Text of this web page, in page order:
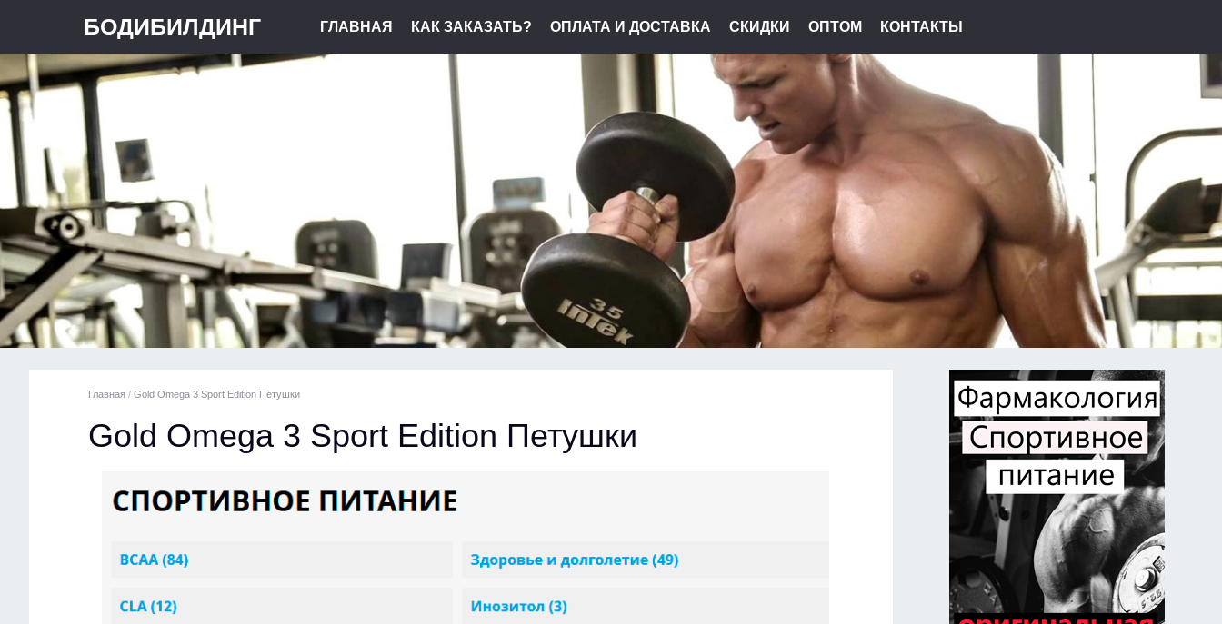
БОДИБИЛДИНГ ГЛАВНАЯ КАК ЗАКАЗАТЬ? ОПЛАТА И ДОСТАВКА СКИДКИ ОПТОМ КОНТАКТЫ
Главная / Gold Omega 3 Sport Edition Петушки
Gold Omega 3 Sport Edition Петушки